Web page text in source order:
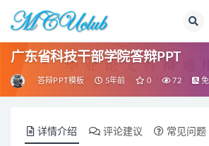
广东省科技干部学院答辩PPT
答辩PPT模板 5年前 0 72
详情介绍 评论建议 常见问题